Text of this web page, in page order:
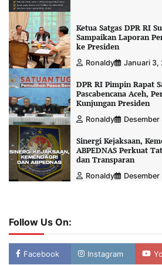
Ketua Satgas DPR RI
Sampaikan Laporan
ke Presiden
Ronaldy Januari 3,
DPR RI Pimpin Rapat
Pascabencana Aceh,
Kunjungan Presiden
Ronaldy
Sinergi Kejaksaan,
ABPEDNAS Perkuat
dan Transparan
Ronaldy
Follow Us On:
Facebook Instagram